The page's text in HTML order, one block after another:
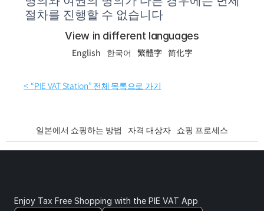
절차를 진행할 수 없습니다
View in different languages
English 한국어 繁體字 简化字
<  “PIE VAT Station” 전체 목록으로 가기
일본에서 쇼핑하는 방법 자격 대상자 쇼핑 프로세스
Enjoy Tax Free Shopping with the PIE VAT App